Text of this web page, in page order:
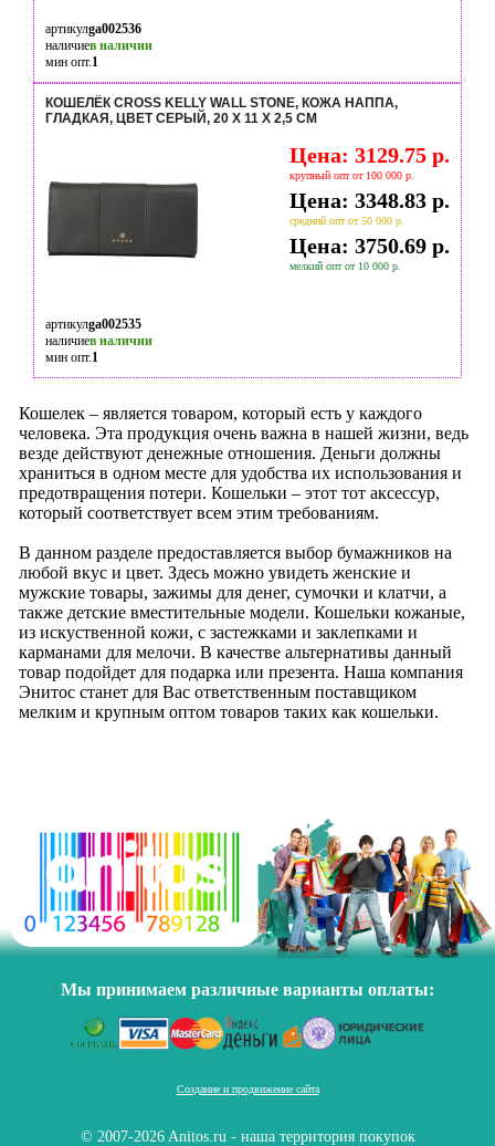
артикулga002536
наличиев наличии
мин опт.1
КОШЕЛЁК CROSS KELLY WALL STONE, КОЖА НАППА,
ГЛАДКАЯ, ЦВЕТ СЕРЫЙ, 20 X 11 X 2,5 СМ
Цена: 3129.75 р.
крупный опт от 100 000 р.
Цена: 3348.83 р.
средний опт от 50 000 р.
Цена: 3750.69 р.
мелкий опт от 10 000 р.
артикулga002535
наличиев наличии
мин опт.1
Кошелек – является товаром, который есть у каждого
человека. Эта продукция очень важна в нашей жизни, ведь
везде действуют денежные отношения. Деньги должны
храниться в одном месте для удобства их использования и
предотвращения потери. Кошельки – этот тот аксессур,
который соответствует всем этим требованиям.
В данном разделе предоставляется выбор бумажников на
любой вкус и цвет. Здесь можно увидеть женские и
мужские товары, зажимы для денег, сумочки и клатчи, а
также детские вместительные модели. Кошельки кожаные,
из искуственной кожи, с застежками и заклепками и
карманами для мелочи. В качестве альтернативы данный
товар подойдет для подарка или презента. Наша компания
Энитос станет для Вас ответственным поставщиком
мелким и крупным оптом товаров таких как кошельки.
Мы принимаем различные варианты оплаты:
Создание и продвижение сайта
© 2007-2026 Anitos.ru - наша территория покупок